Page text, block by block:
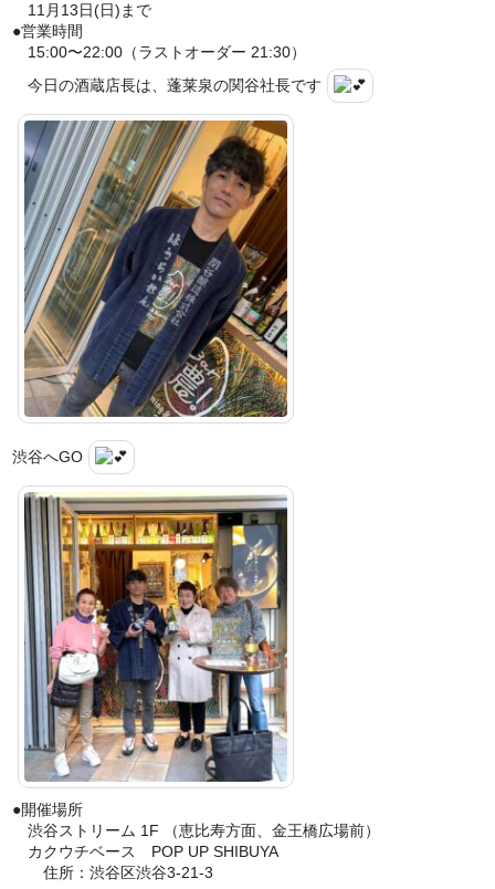
11月13日(日)まで
●営業時間
15:00〜22:00（ラストオーダー 21:30）
今日の酒蔵店長は、蓬莱泉の関谷社長です
渋谷へGO
●開催場所
渋谷ストリーム 1F （恵比寿方面、金王橋広場前）
カクウチベース POP UP SHIBUYA
住所：渋谷区渋谷3-21-3